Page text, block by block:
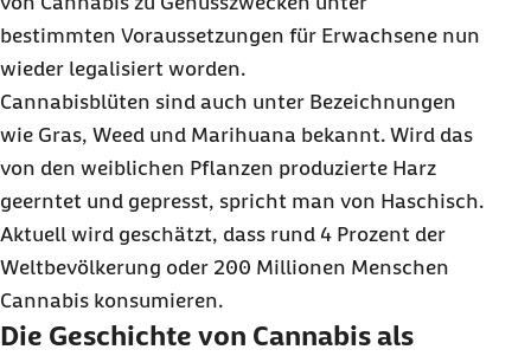
bestimmten Voraussetzungen für Erwachsene nun
wieder legalisiert worden.
Cannabisblüten sind auch unter Bezeichnungen
wie Gras, Weed und Marihuana bekannt. Wird das
von den weiblichen Pflanzen produzierte Harz
geerntet und gepresst, spricht man von Haschisch.
Aktuell wird geschätzt, dass rund 4 Prozent der
Weltbevölkerung oder 200 Millionen Menschen
Cannabis konsumieren.
Die Geschichte von Cannabis als